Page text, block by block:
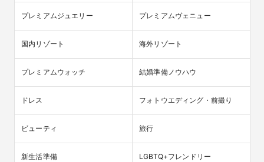
プレミアムジュエリー プレミアムヴェニュー
国内リゾート 海外リゾート
プレミアムウォッチ 結婚準備ノウハウ
ドレス フォトウエディング・前撮り
ビューティ 旅行
新生活準備 LGBTQ+フレンドリー